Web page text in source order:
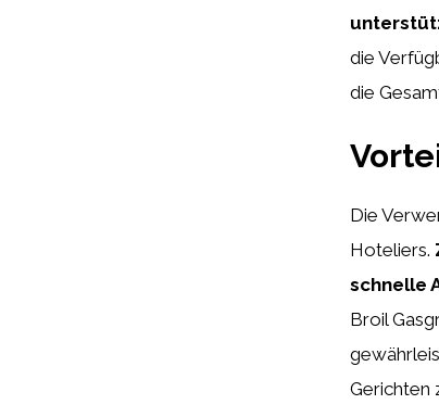
die
die
Die
Hoteliers.
schnelle
Broil
Gerichten